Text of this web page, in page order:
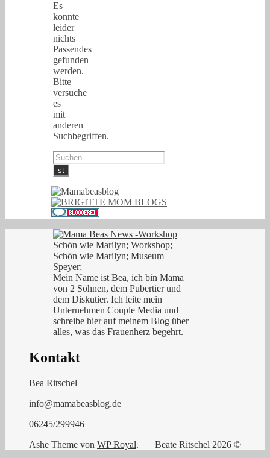
Es
konnte
leider
nichts
Passendes
gefunden
werden.
Bitte
versuche
es
mit
anderen
Suchbegriffen.
Mein Name ist Bea, ich bin Mama
von 2 Söhnen, dem Pubertier und
dem Diskutier. Ich leite mein
Unternehmen Couple Media und
schreibe hier auf meinem Blog über
alles, was das Frauenherz begehrt.
Kontakt
Bea Ritschel
info@mamabeasblog.de
06245/299946
Beate Ritschel 2026 ©
Ashe Theme von WP Royal.